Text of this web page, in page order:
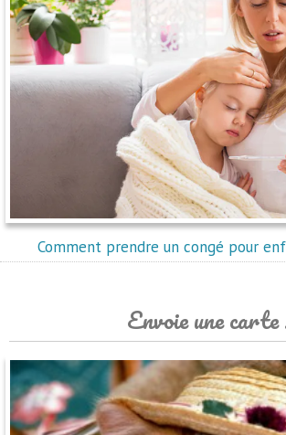
Comment prendre un congé pour
Envoie une